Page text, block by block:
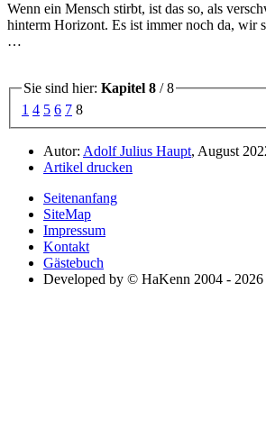
Wenn ein Mensch stirbt, ist das so, als
hinterm Horizont. Es ist immer noch da, wir
…
Sie sind hier: Kapitel 8 / 8
1 4 5 6 7 8
Autor: Adolf Julius Haupt, August
Artikel drucken
Seitenanfang
SiteMap
Impressum
Kontakt
Gästebuch
Developed by © HaKenn 2004 - 2026